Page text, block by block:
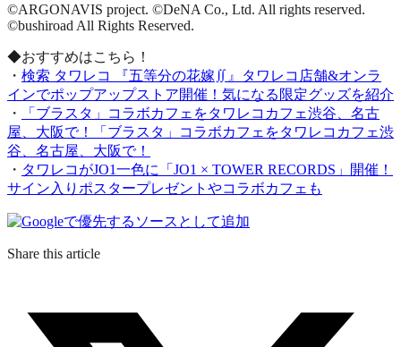
©ARGONAVIS project. ©DeNA Co., Ltd. All rights reserved.
©bushiroad All Rights Reserved.
◆おすすめはこちら！
・ 検索 タワレコ 『五等分の花嫁∬』タワレコ店舗&オンラ
インでポップアップストア開催！気になる限定グッズを紹介
・
「ブラスタ」コラボカフェをタワレコカフェ渋谷、名古
屋、大阪で！「ブラスタ」コラボカフェをタワレコカフェ渋
谷、名古屋、大阪で！
・ タワレコがJO1一色に「JO1 × TOWER RECORDS」開催！
サイン入りポスタープレゼントやコラボカフェも
Share this article